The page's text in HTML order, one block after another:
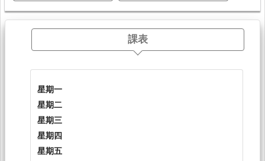
課表
星期一
星期二
星期三
星期四
星期五